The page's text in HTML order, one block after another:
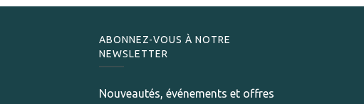
ABONNEZ-VOUS À NOTRE
NEWSLETTER
Nouveautés, événements et offres